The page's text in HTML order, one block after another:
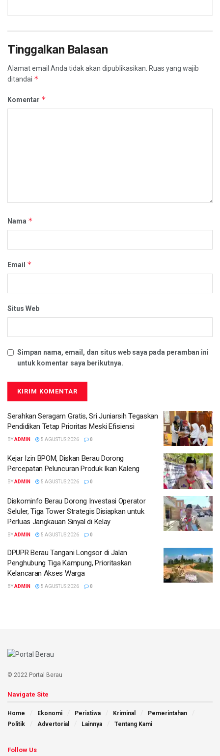
Tinggalkan Balasan
Alamat email Anda tidak akan dipublikasikan. Ruas yang wajib
ditandai *
Komentar *
Nama *
Email *
Situs Web
Simpan nama, email, dan situs web saya pada peramban ini
untuk komentar saya berikutnya.
Serahkan Seragam Gratis, Sri Juniarsih Tegaskan
Pendidikan Tetap Prioritas Meski Efisiensi
BYADMIN 5 AGUSTUS 2026 0
Kejar Izin BPOM, Diskan Berau Dorong
Percepatan Peluncuran Produk Ikan Kaleng
BYADMIN 5 AGUSTUS 2026 0
Diskominfo Berau Dorong Investasi Operator
Seluler, Tiga Tower Strategis Disiapkan untuk
Perluas Jangkauan Sinyal di Kelay
BYADMIN 5 AGUSTUS 2026 0
DPUPR Berau Tangani Longsor di Jalan
Penghubung Tiga Kampung, Prioritaskan
Kelancaran Akses Warga
BYADMIN 5 AGUSTUS 2026 0
© 2022 Portal Berau
Navigate Site
Home Ekonomi Peristiwa Kriminal
Pemerintahan
Politik
Advertorial Lainnya Tentang Kami
Follow Us